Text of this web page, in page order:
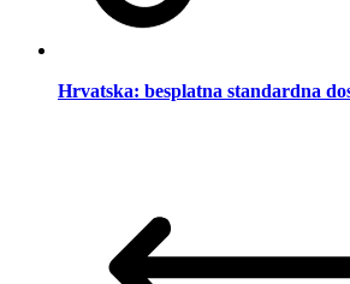
Hrvatska: besplatna standardna